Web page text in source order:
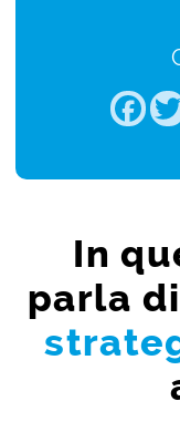
In
parla